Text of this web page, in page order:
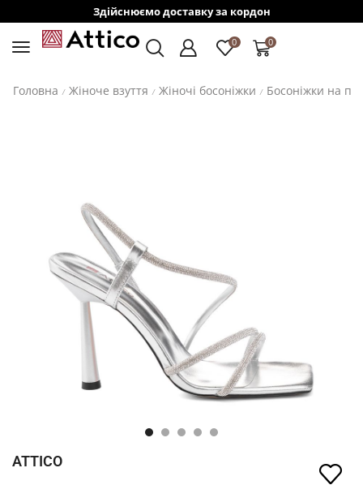
Здійснюємо доставку за кордон
0 0
Головна / Жіноче взуття / Жіночі босоніжки / Босоніжки на
ATTICO